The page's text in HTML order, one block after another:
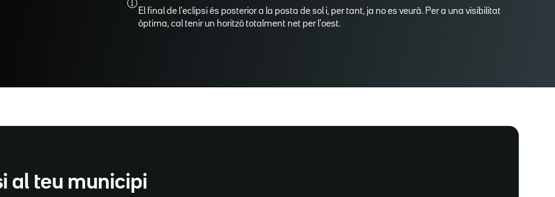
El final de l'eclipsi és posterior a la posta de sol i, per tant, ja no es veurà. Per a una visibilitat
òptima, cal tenir un horitzó totalment net per l'oest.
al teu municipi